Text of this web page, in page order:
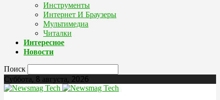
Инструменты
Интернет И Браузеры
Мультимедиа
Читалки
Интересное
Новости
Поиск
Суббота, 8 августа, 2026